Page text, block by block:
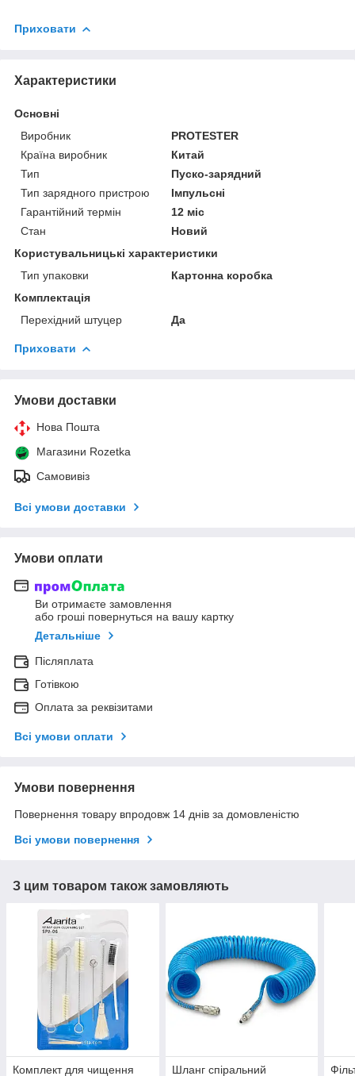
Приховати
Характеристики
Основні
Виробник
PROTESTER
Країна виробник
Китай
Тип
Пуско-зарядний
Тип зарядного пристрою
Імпульсні
Гарантійний термін
12 міс
Стан
Новий
Користувальницькі характеристики
Тип упаковки
Картонна коробка
Комплектація
Перехідний штуцер
Да
Приховати
Умови доставки
Нова Пошта
Магазини Rozetka
Самовивіз
Всі умови доставки
Умови оплати
Ви отримаєте замовлення
або гроші повернуться на вашу картку
Детальніше
Післяплата
Готівкою
Оплата за реквізитами
Всі умови оплати
Умови повернення
Повернення товару впродовж 14 днів за домовленістю
Всі умови повернення
З цим товаром також замовляють
Комплект для чищення
Шланг спіральний